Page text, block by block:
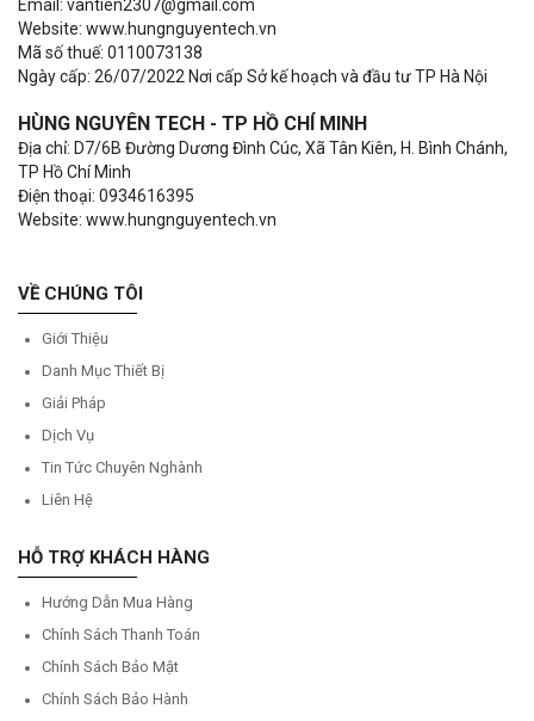
Email: vantien2307@gmail.com
Website: www.hungnguyentech.vn
Mã số thuế: 0110073138
Ngày cấp: 26/07/2022 Nơi cấp Sở kế hoạch và đầu tư TP Hà Nội
HÙNG NGUYÊN TECH - TP HỒ CHÍ MINH
Địa chỉ: D7/6B Đường Dương Đình Cúc, Xã Tân Kiên, H. Bình Chánh,
TP Hồ Chí Minh
Điện thoại: 0934616395
Website: www.hungnguyentech.vn
VỀ CHÚNG TÔI
Giới Thiệu
Danh Mục Thiết Bị
Giải Pháp
Dịch Vụ
Tin Tức Chuyên Nghành
Liên Hệ
HỖ TRỢ KHÁCH HÀNG
Hướng Dẫn Mua Hàng
Chính Sách Thanh Toán
Chính Sách Bảo Mật
Chính Sách Bảo Hành